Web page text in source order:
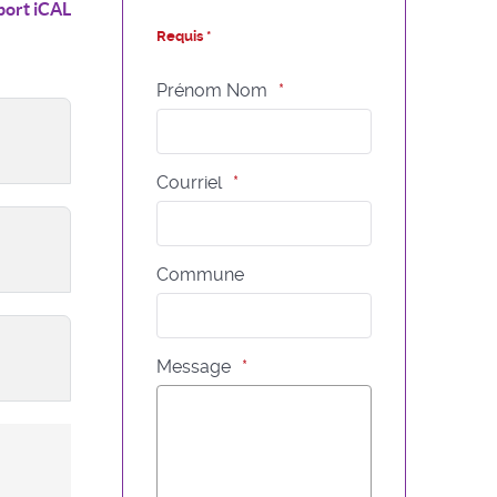
iCAL
Requis *
Prénom Nom
Courriel
Commune
Message